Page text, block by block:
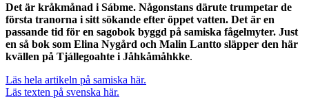
Det är kråkmånad i Sábme. Någonstans därute trumpetar de
första tranorna i sitt sökande efter öppet vatten. Det är en
passande tid för en sagobok byggd på samiska fågelmyter. Just
en så bok som Elina Nygård och Malin Lantto släpper den här
kvällen på Tjállegoahte i Jåhkåmåhkke.
Läs hela artikeln på samiska här.
Läs texten på svenska här.